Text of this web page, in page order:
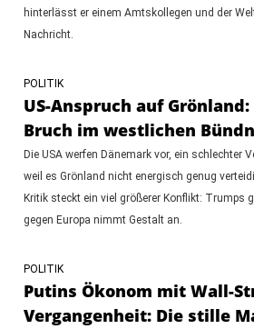
hinterlässt er einem Amtskollegen und der
Nachricht.
POLITIK
US-Anspruch auf
Bruch im westlichen
Die USA werfen Dänemark vor, ein schlechter
weil es Grönland nicht energisch genug
Kritik steckt ein viel größerer Konflikt: Trumps
gegen Europa nimmt Gestalt an.
POLITIK
Putins Ökonom mit Wall-
Vergangenheit: Die stille